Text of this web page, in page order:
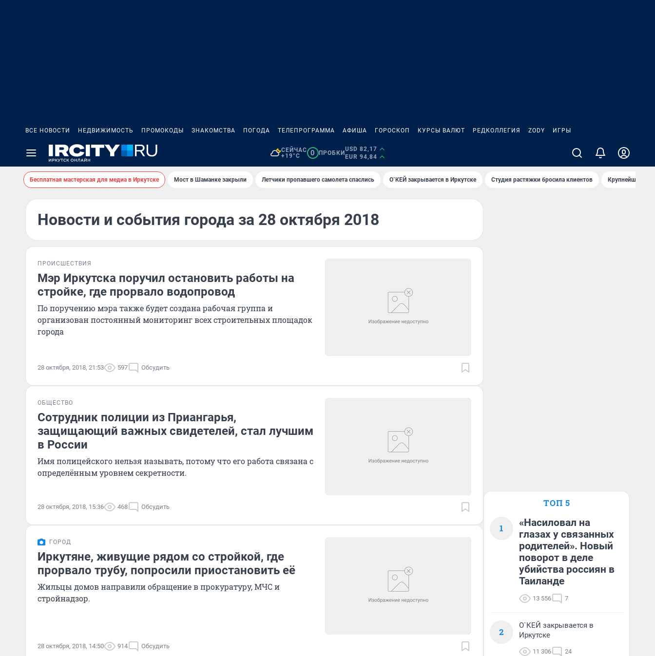
ВСЕ НОВОСТИ НЕДВИЖИМОСТЬ ПРОМОКОДЫ ЗНАКОМСТВА ПОГОДА ТЕЛЕПРОГРАММА АФИША ГОРОСКОП КУРСЫ ВАЛЮТ РЕДКОЛЛЕГИЯ ZODY ИГРЫ
СЕЙЧАС
+19°C
0 ПРОБКИ
USD 82,17
EUR 94,84
Бесплатная мастерская для медиа в Иркутске Мост в Шаманке закрыли Летчики пропавшего самолета спаслись О`КЕЙ закрывается в Иркутске Студия растяжки бросила клиентов Крупнейшие
Новости и события города за 28 октября 2018
ПРОИСШЕСТВИЯ
Мэр Иркутска поручил остановить работы на
стройке, где прорвало водопровод
По поручению мэра также будет создана рабочая группа и
организован постоянный мониторинг всех строительных площадок
города
28 октября, 2018, 21:53 597 Обсудить
ОБЩЕСТВО
Сотрудник полиции из Приангарья,
защищающий важных свидетелей, стал лучшим
в России
Имя полицейского нельзя называть, потому что его работа связана с
определённым уровнем секретности.
28 октября, 2018, 15:36 468 Обсудить
ГОРОД
Иркутяне, живущие рядом со стройкой, где
прорвало трубу, попросили приостановить её
Жильцы домов направили обращение в прокуратуру, МЧС и
стройнадзор.
28 октября, 2018, 14:50 914 Обсудить
ТОП 5
1
«Насиловал на
глазах у связанных
родителей». Новый
поворот в деле
убийства россиян в
Таиланде
13 556 7
2
О`КЕЙ закрывается в
Иркутске
11 306 24